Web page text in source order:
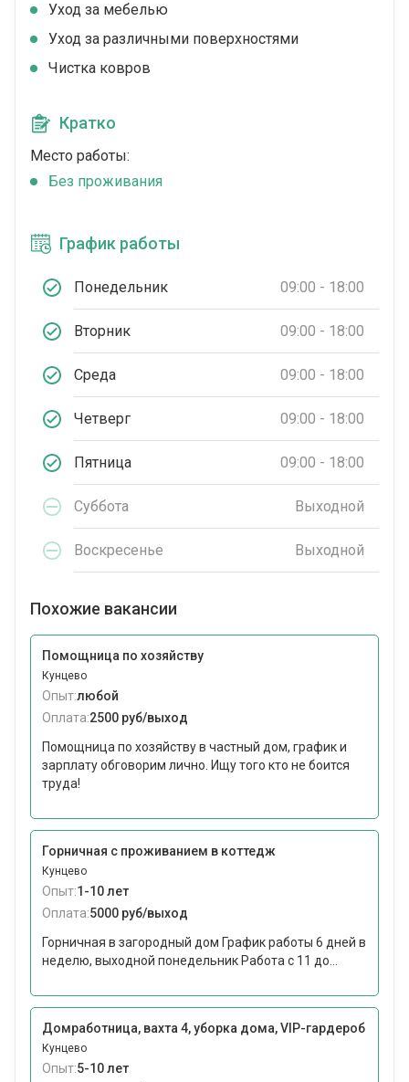
Уход за мебелью
Уход за различными поверхностями
Чистка ковров
Кратко
Место работы:
Без проживания
График работы
Понедельник 09:00 - 18:00
Вторник 09:00 - 18:00
Среда 09:00 - 18:00
Четверг 09:00 - 18:00
Пятница 09:00 - 18:00
Суббота Выходной
Воскресенье Выходной
Похожие вакансии
Помощница по хозяйству
Кунцево
Опыт:любой
Оплата:2500 руб/выход
Помощница по хозяйству в частный дом, график и
зарплату обговорим лично. Ищу того кто не боится
труда!
Горничная с проживанием в коттедж
Кунцево
Опыт:1-10 лет
Оплата:5000 руб/выход
Горничная в загородный дом График работы 6 дней в
неделю, выходной понедельник Работа с 11 до...
Домработница, вахта 4, уборка дома, VIP-гардероб
Кунцево
Опыт:5-10 лет